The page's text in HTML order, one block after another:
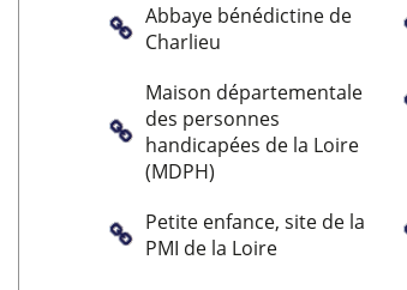
Abbaye bénédictine de
Charlieu
Maison départementale
des personnes
handicapées de la Loire
(MDPH)
Petite enfance, site de la
PMI de la Loire